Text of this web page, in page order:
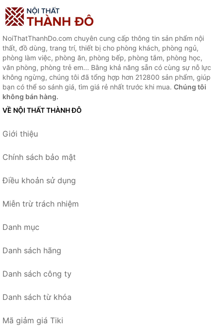
NoiThatThanhDo.com chuyên cung cấp thông tin sản phẩm nội
thất, đồ dùng, trang trí, thiết bị cho phòng khách, phòng ngủ,
phòng làm việc, phòng ăn, phòng bếp, phòng tắm, phòng học,
văn phòng, phòng trẻ em... Bằng khả năng sẵn có cùng sự nỗ lực
không ngừng, chúng tôi đã tổng hợp hơn 212800 sản phẩm, giúp
bạn có thể so sánh giá, tìm giá rẻ nhất trước khi mua. Chúng tôi
không bán hàng.
VỀ NỘI THẤT THÀNH ĐÔ
Giới thiệu
Chính sách bảo mật
Điều khoản sử dụng
Miễn trừ trách nhiệm
Danh mục
Danh sách hãng
Danh sách công ty
Danh sách từ khóa
Mã giảm giá Tiki